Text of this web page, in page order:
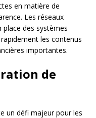
en matière de
Les réseaux
des systèmes
les contenus
importantes.
de
un défi majeur pour les